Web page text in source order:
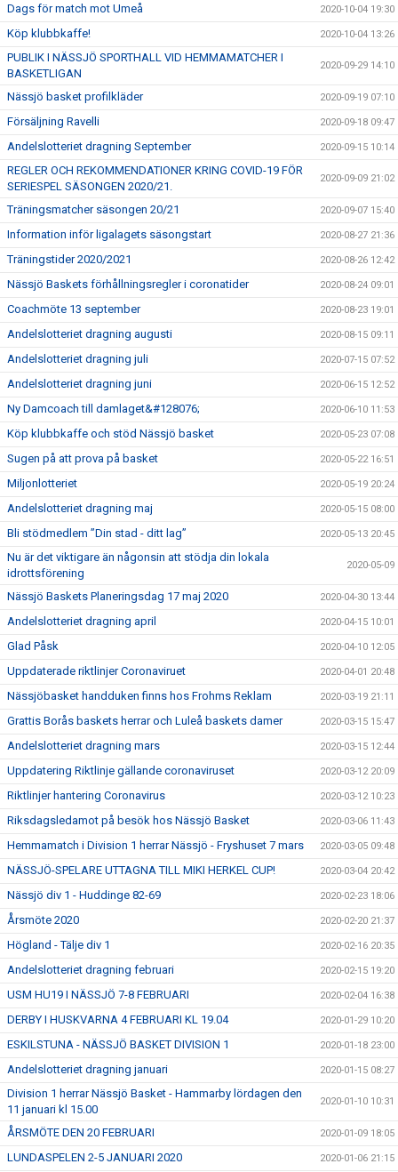
Dags för match mot Umeå 2020-10-04 19:30
Köp klubbkaffe! 2020-10-04 13:26
PUBLIK I NÄSSJÖ SPORTHALL VID HEMMAMATCHER I
BASKETLIGAN
2020-09-29 14:10
Nässjö basket profilkläder 2020-09-19 07:10
Försäljning Ravelli 2020-09-18 09:47
Andelslotteriet dragning September 2020-09-15 10:14
REGLER OCH REKOMMENDATIONER KRING COVID-19 FÖR
SERIESPEL SÄSONGEN 2020/21.
2020-09-09 21:02
Träningsmatcher säsongen 20/21 2020-09-07 15:40
Information inför ligalagets säsongstart 2020-08-27 21:36
Träningstider 2020/2021 2020-08-26 12:42
Nässjö Baskets förhållningsregler i coronatider 2020-08-24 09:01
Coachmöte 13 september 2020-08-23 19:01
Andelslotteriet dragning augusti 2020-08-15 09:11
Andelslotteriet dragning juli 2020-07-15 07:52
Andelslotteriet dragning juni 2020-06-15 12:52
Ny Damcoach till damlaget&#128076; 2020-06-10 11:53
Köp klubbkaffe och stöd Nässjö basket 2020-05-23 07:08
Sugen på att prova på basket 2020-05-22 16:51
Miljonlotteriet 2020-05-19 20:24
Andelslotteriet dragning maj 2020-05-15 08:00
Bli stödmedlem ”Din stad - ditt lag” 2020-05-13 20:45
Nu är det viktigare än någonsin att stödja din lokala
idrottsförening
2020-05-09
Nässjö Baskets Planeringsdag 17 maj 2020 2020-04-30 13:44
Andelslotteriet dragning april 2020-04-15 10:01
Glad Påsk 2020-04-10 12:05
Uppdaterade riktlinjer Coronaviruet 2020-04-01 20:48
Nässjöbasket handduken finns hos Frohms Reklam 2020-03-19 21:11
Grattis Borås baskets herrar och Luleå baskets damer 2020-03-15 15:47
Andelslotteriet dragning mars 2020-03-15 12:44
Uppdatering Riktlinje gällande coronaviruset 2020-03-12 20:09
Riktlinjer hantering Coronavirus 2020-03-12 10:23
Riksdagsledamot på besök hos Nässjö Basket 2020-03-06 11:43
Hemmamatch i Division 1 herrar Nässjö - Fryshuset 7 mars 2020-03-05 09:48
NÄSSJÖ-SPELARE UTTAGNA TILL MIKI HERKEL CUP! 2020-03-04 20:42
Nässjö div 1 - Huddinge 82-69 2020-02-23 18:06
Årsmöte 2020 2020-02-20 21:37
Högland - Tälje div 1 2020-02-16 20:35
Andelslotteriet dragning februari 2020-02-15 19:20
USM HU19 I NÄSSJÖ 7-8 FEBRUARI 2020-02-04 16:38
DERBY I HUSKVARNA 4 FEBRUARI KL 19.04 2020-01-29 10:20
ESKILSTUNA - NÄSSJÖ BASKET DIVISION 1 2020-01-18 23:00
Andelslotteriet dragning januari 2020-01-15 08:27
Division 1 herrar Nässjö Basket - Hammarby lördagen den
11 januari kl 15.00
2020-01-10 10:31
ÅRSMÖTE DEN 20 FEBRUARI 2020-01-09 18:05
LUNDASPELEN 2-5 JANUARI 2020 2020-01-06 21:15